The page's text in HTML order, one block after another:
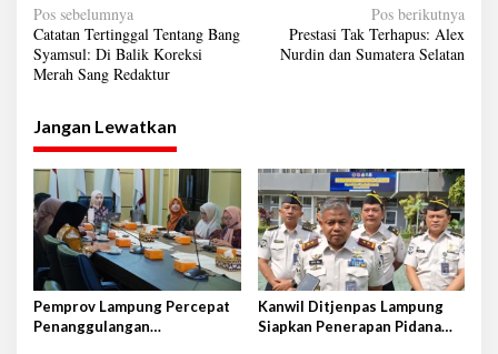
N
a
v
i
g
a
s
i
p
o
s
Pos sebelumnya
Catatan Tertinggal Tentang Bang
Syamsul: Di Balik Koreksi
Merah Sang Redaktur
Pos berikutnya
Prestasi Tak Terhapus: Alex
Nurdin dan Sumatera Selatan
Jangan Lewatkan
Pemprov Lampung Percepat
Penanggulangan
Kanwil Ditjenpas Lampung
Siapkan Penerapan Pidana